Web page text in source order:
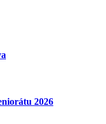
2026